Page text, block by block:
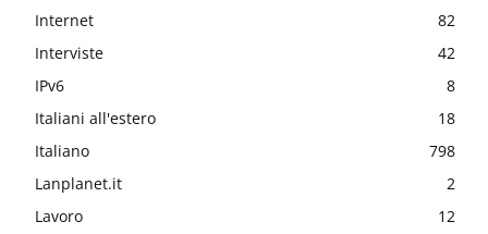
Internet
82
Interviste
42
IPv6
8
Italiani all'estero
18
Italiano
798
Lanplanet.it
2
Lavoro
12